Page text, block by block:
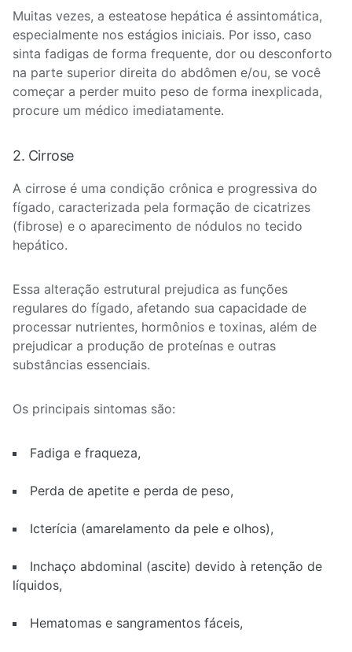
Muitas vezes, a esteatose hepática é assintomática,
especialmente nos estágios iniciais. Por isso, caso
sinta fadigas de forma frequente, dor ou desconforto
na parte superior direita do abdômen e/ou, se você
começar a perder muito peso de forma inexplicada,
procure um médico imediatamente.
2. Cirrose
A cirrose é uma condição crônica e progressiva do
fígado, caracterizada pela formação de cicatrizes
(fibrose) e o aparecimento de nódulos no tecido
hepático.
Essa alteração estrutural prejudica as funções
regulares do fígado, afetando sua capacidade de
processar nutrientes, hormônios e toxinas, além de
prejudicar a produção de proteínas e outras
substâncias essenciais.
Os principais sintomas são:
Fadiga e fraqueza,
Perda de apetite e perda de peso,
Icterícia (amarelamento da pele e olhos),
Inchaço abdominal (ascite) devido à retenção de
líquidos,
Hematomas e sangramentos fáceis,